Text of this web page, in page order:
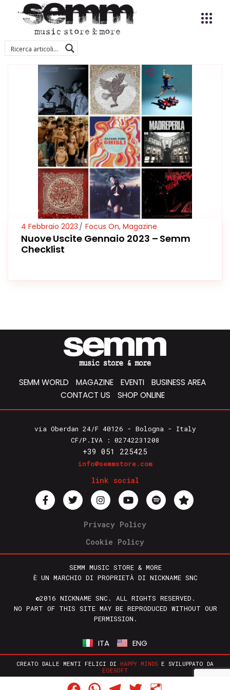
4 Febbraio 2023 Focus On, Magazine
Nuove Uscite Gennaio 2023 – Semm
Checklist
SEMM WORLD MAGAZINE EVENTI
BUSINESS AREA
CONTACT US
SHOP ONLINE
via Oberdan 24/F 40126 - Bologna - Italy
CF/P.IVA : 02742231208
+39 051 225425
info@semmstore.com
link social
Privacy Policy
Cookie Policy
SEMM MUSIC STORE & MORE
È UN MARCHIO DI PROPRIETÀ DI NICKNAME SNC
©2016 NICKNAME SNC. ALL RIGHTS RESERVED.
NO PART OF THIS SITE MAY BE REPRODUCED WITHOUT OUR
PERMISSION.
ITA ENG
CREATO DALLE MENTI FELICI DI HAPPY MINDS E SVILUPPATO DA
EOESOFT
FacebookWhatsAppTelegram
Twitter